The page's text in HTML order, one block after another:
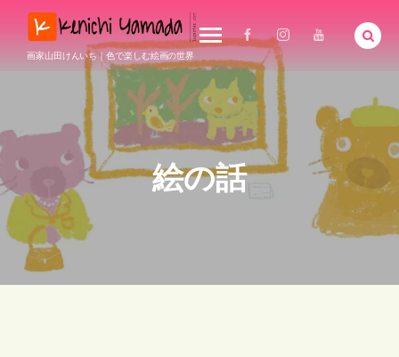
画家山田けんいち｜色で楽しむ絵画の世界
絵の話